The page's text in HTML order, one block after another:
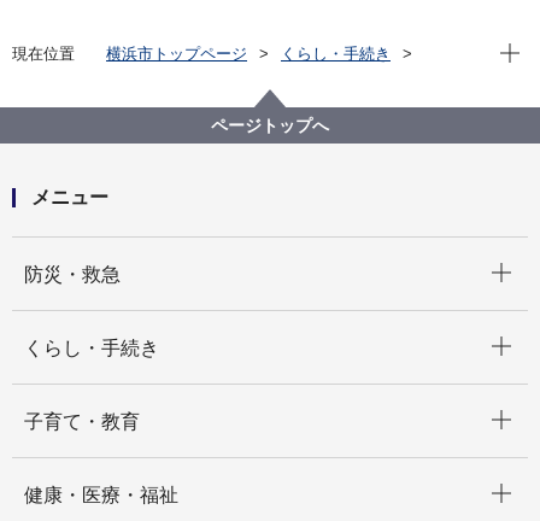
現在位置 横浜市トップページ
くらし・手続き
地域公共交通を「増やす」取組
（旧制度：令和６年度まで）横浜市地域交通サポート
事業
現在
ページトップへ
メニュー
防災・救急
くらし・手続き
子育て・教育
健康・医療・福祉